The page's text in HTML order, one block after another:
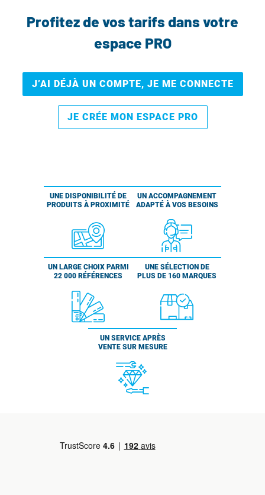
Profitez de vos tarifs dans votre
espace PRO
J’AI DÉJÀ UN COMPTE, JE ME CONNECTE
JE CRÉE MON ESPACE PRO
UNE DISPONIBILITÉ DE
PRODUITS À PROXIMITÉ
UN ACCOMPAGNEMENT
ADAPTÉ À VOS BESOINS
UN LARGE CHOIX PARMI
22 000 RÉFÉRENCES
UNE SÉLECTION DE
PLUS DE 160 MARQUES
UN SERVICE APRÈS
VENTE SUR MESURE